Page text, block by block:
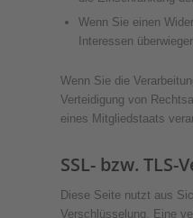
Wenn Sie einen
Interessen
Wenn Sie die
Verteidigung von
eines Mitgliedstaats
SSL- bzw.
Diese Seite nutzt aus
Verschlüsselung. Eine